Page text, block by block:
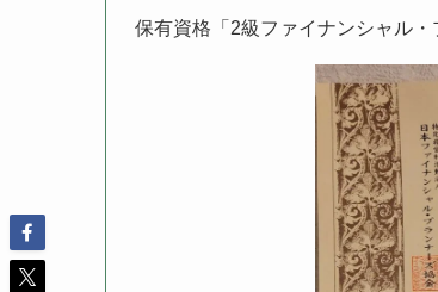
保有資格「2級ファイナンシャル・